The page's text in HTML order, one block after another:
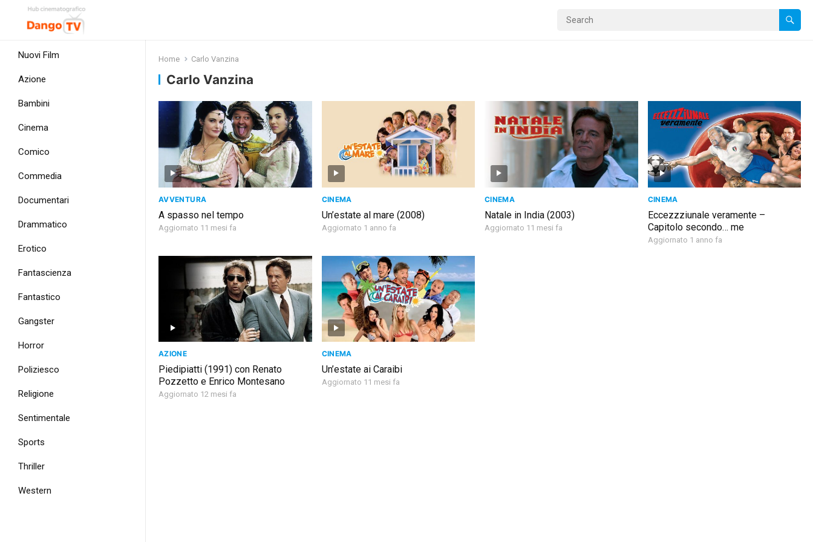
Nuovi Film
Azione
Bambini
Cinema
Comico
Commedia
Documentari
Drammatico
Erotico
Fantascienza
Fantastico
Gangster
Horror
Poliziesco
Religione
Sentimentale
Sports
Thriller
Western
Home Carlo Vanzina
Carlo Vanzina
AVVENTURA
A spasso nel tempo
Aggiornato 11 mesi fa
CINEMA
Un’estate al mare (2008)
Aggiornato 1 anno fa
CINEMA
Natale in India (2003)
Aggiornato 11 mesi fa
CINEMA
Eccezzziunale veramente –
Capitolo secondo… me
Aggiornato 1 anno fa
AZIONE
Piedipiatti (1991) con Renato
Pozzetto e Enrico Montesano
Aggiornato 12 mesi fa
CINEMA
Un’estate ai Caraibi
Aggiornato 11 mesi fa